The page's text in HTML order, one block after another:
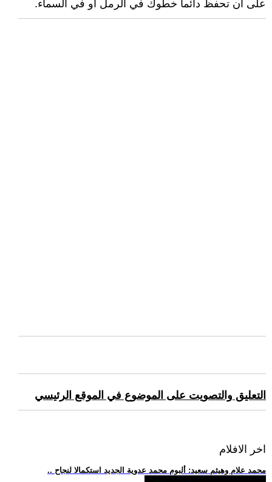
على ان تحفظ دائما خطوك في الرمل او في السماء.
التعليق والتصويت على الموضوع في الموقع الرئيسي
اخر الافلام
.. محمد علام وهيثم سعيد: ألبوم محمد عدوية الجديد استكمالا لنجاح